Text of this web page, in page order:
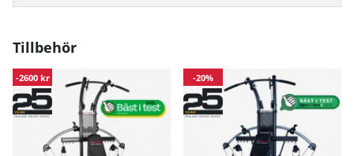
Tillbehör
-2600 kr -20%